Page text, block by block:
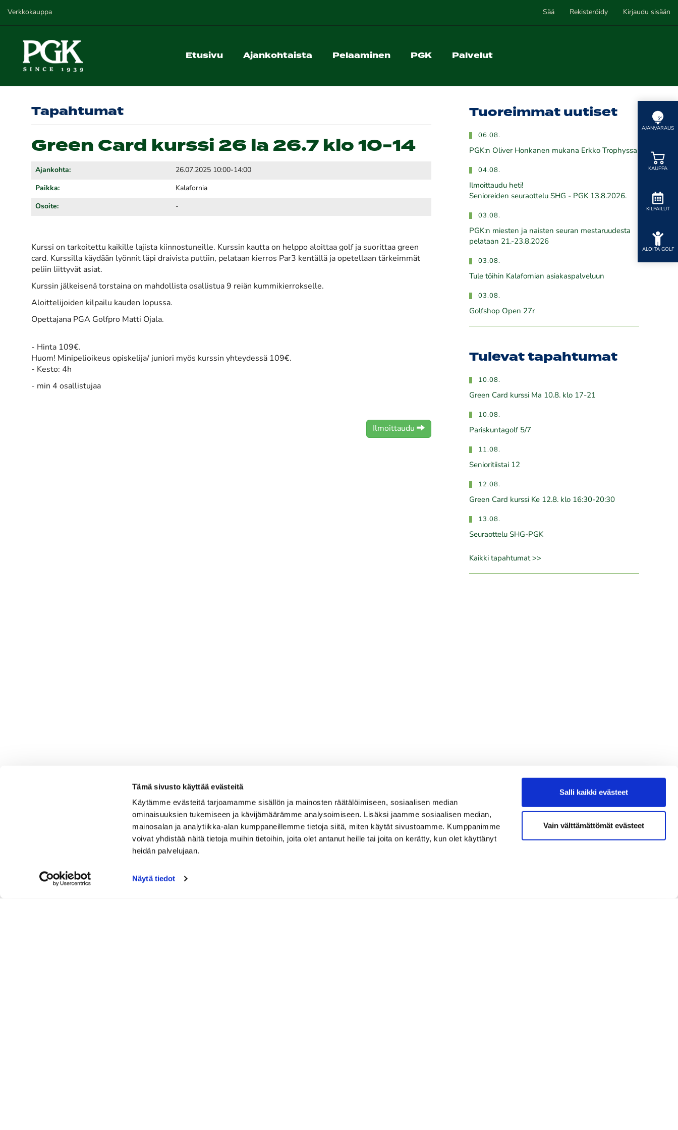
Tämä sivusto käyttää evästeitä
Käytämme evästeitä tarjoamamme sisällön ja mainosten räätälöimiseen, sosiaalisen median
ominaisuuksien tukemiseen ja kävijämäärämme analysoimiseen. Lisäksi jaamme sosiaalisen median,
mainosalan ja analytiikka-alan kumppaneillemme tietoja siitä, miten käytät sivustoamme. Kumppanimme
voivat yhdistää näitä tietoja muihin tietoihin, joita olet antanut heille tai joita on kerätty, kun olet käyttänyt
heidän palvelujaan.
Näytä tiedot
Salli kaikki evästeet
Vain välttämättömät evästeet
Verkkokauppa Sää Rekisteröidy Kirjaudu sisään
Etusivu Ajankohtaista Pelaaminen PGK Palvelut
AJANVARAUS
KAUPPA
KILPAILUT
ALOITA GOLF
Tapahtumat
Green Card kurssi 26 la 26.7 klo 10-14
Ajankohta: 26.07.2025 10:00-14:00
Paikka: Kalafornia
Osoite: -
Kurssi on tarkoitettu kaikille lajista kiinnostuneille. Kurssin kautta on helppo aloittaa golf ja suorittaa green
card. Kurssilla käydään lyönnit läpi draivista puttiin, pelataan kierros Par3 kentällä ja opetellaan tärkeimmät
peliin liittyvät asiat.
Kurssin jälkeisenä torstaina on mahdollista osallistua 9 reiän kummikierrokselle.
Aloittelijoiden kilpailu kauden lopussa.
Opettajana PGA Golfpro Matti Ojala.
- Hinta 109€.
​Huom! Minipelioikeus opiskelija/ juniori myös kurssin yhteydessä 109€.
- Kesto: 4h
- min 4 osallistujaa
Ilmoittaudu
Tuoreimmat uutiset
06.08.
PGK:n Oliver Honkanen mukana Erkko Trophyssa
04.08.
Ilmoittaudu heti!
​​​​​​​Senioreiden seuraottelu SHG - PGK 13.8.2026.
03.08.
PGK:n miesten ja naisten seuran mestaruudesta
pelataan 21.-23.8.2026
03.08.
Tule töihin Kalafornian asiakaspalveluun
03.08.
Golfshop Open 27r
Tulevat tapahtumat
10.08.
Green Card kurssi Ma 10.8. klo 17-21
10.08.
Pariskuntagolf 5/7
11.08.
Senioritiistai 12
12.08.
Green Card kurssi Ke 12.8. klo 16:30-20:30
13.08.
Seuraottelu SHG-PGK
Kaikki tapahtumat >>